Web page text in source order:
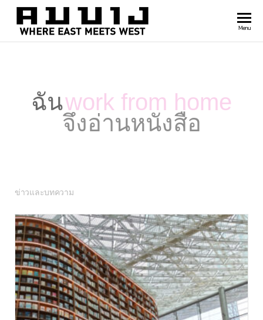
east
Menu
ฉันwork from home
จึงอ่านหนังสือ
ข่าวและบทความ